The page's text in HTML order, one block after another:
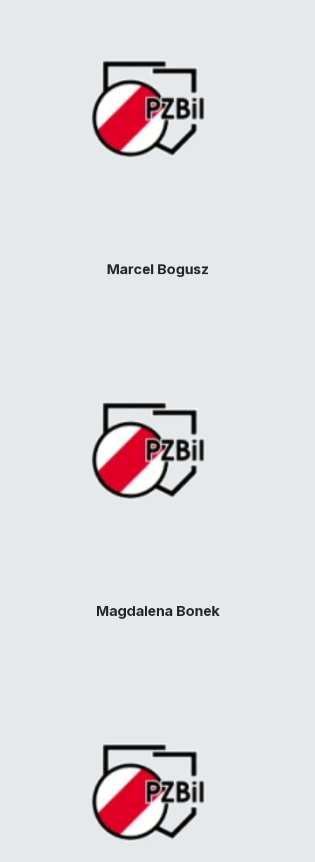
Marcel Bogusz
Magdalena Bonek